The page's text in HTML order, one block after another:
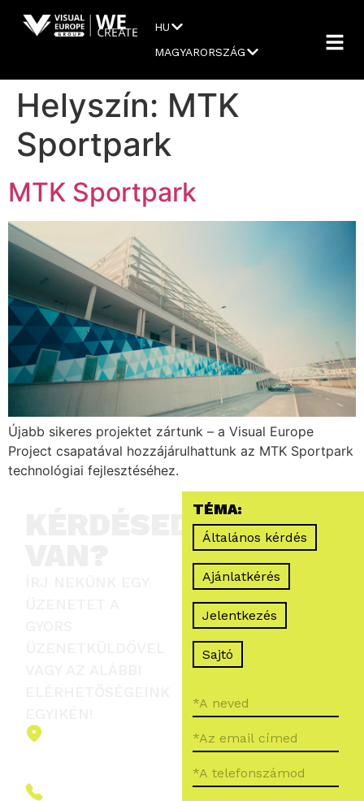
HU
MAGYARORSZÁG
Helyszín: MTK
Sportpark
MTK Sportpark
Újabb sikeres projektet zártunk – a Visual Europe
Project csapatával hozzájárulhattunk az MTK Sportpark
technológiai fejlesztéséhez.
TÉMA:
Általános kérdés
Ajánlatkérés
Jelentkezés
Sajtó